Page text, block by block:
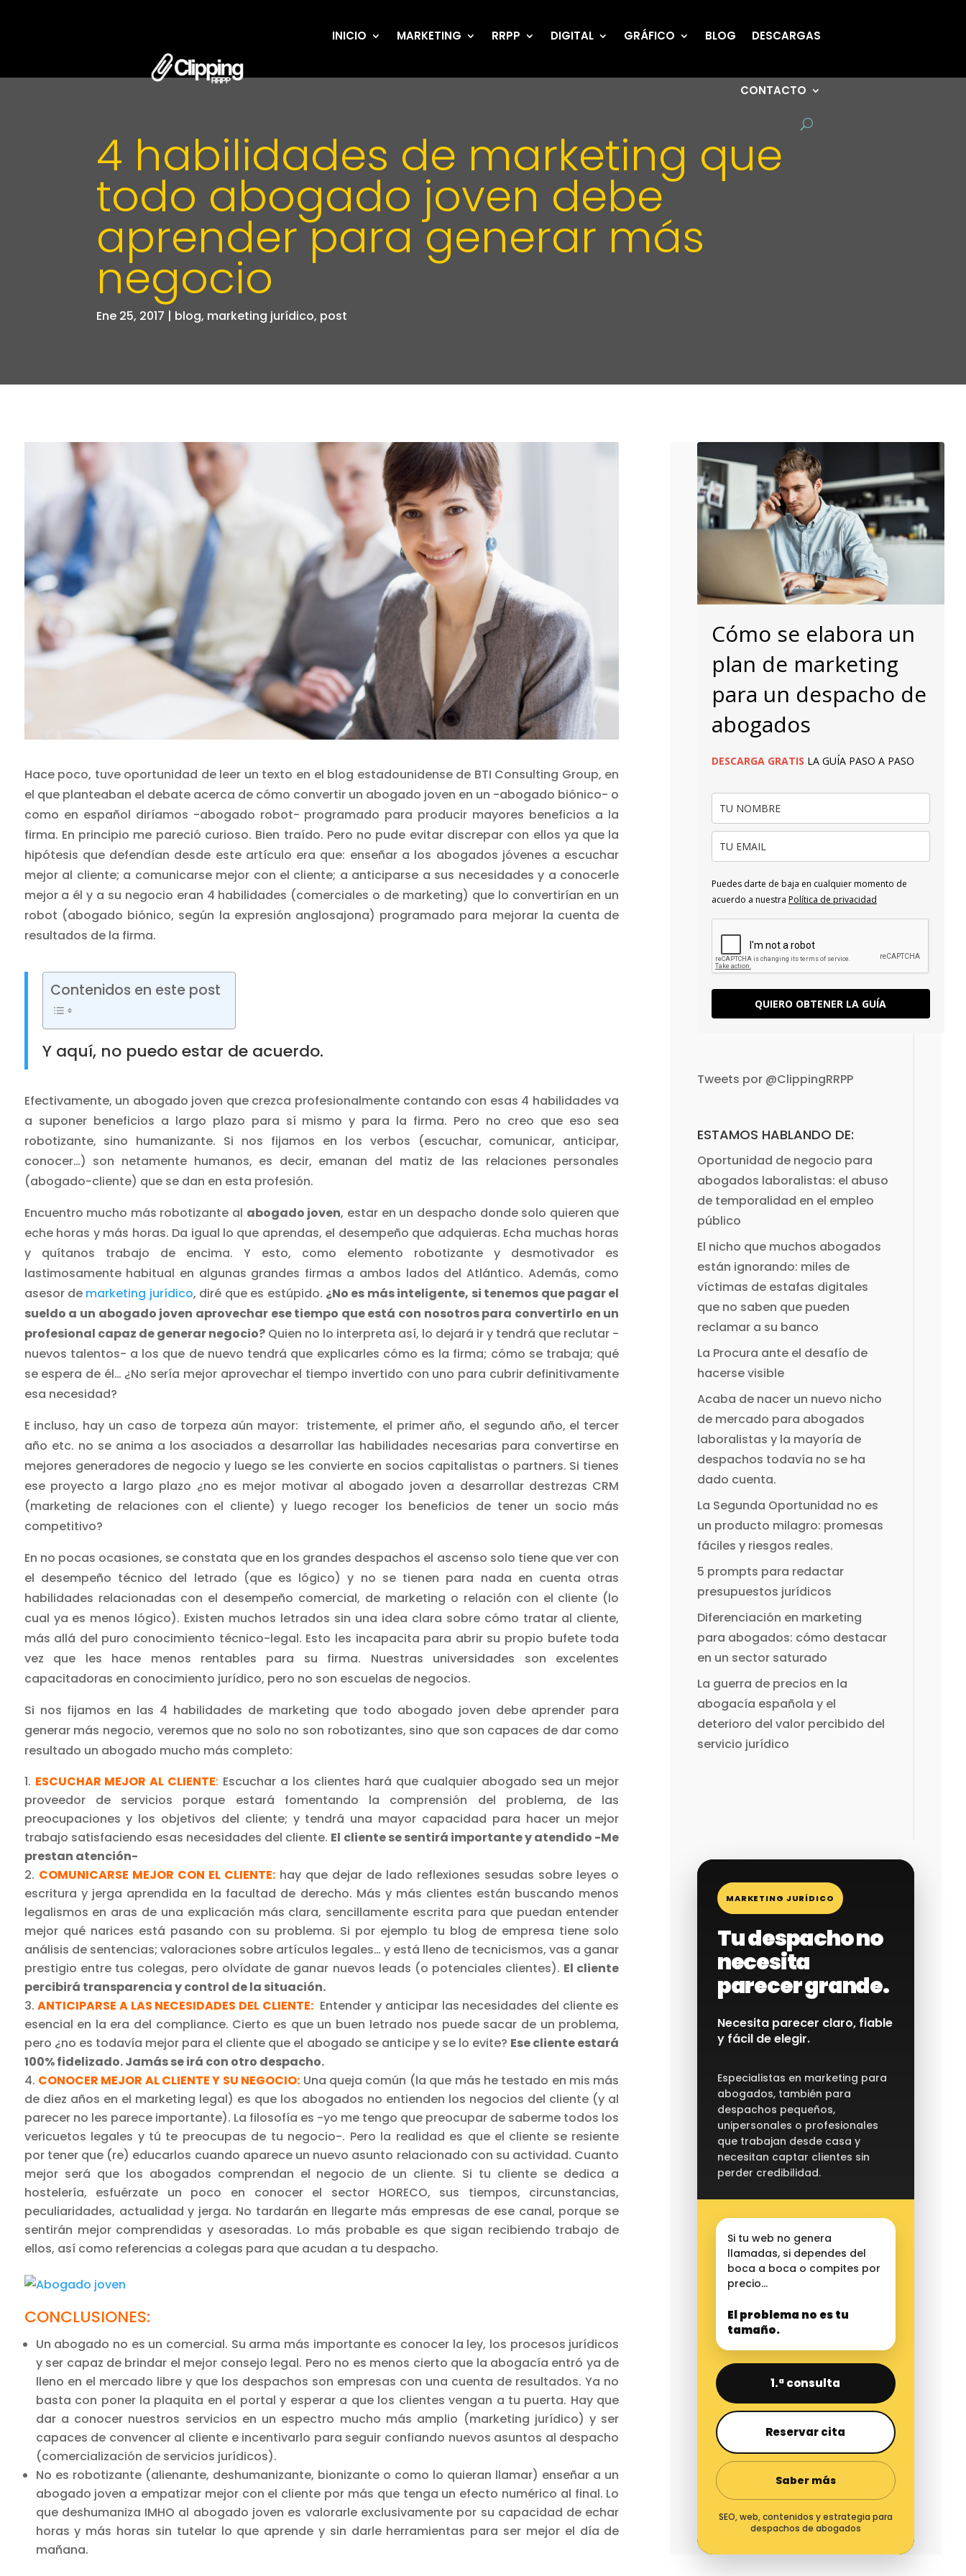
INICIO MARKETING RRPP DIGITAL GRÁFICO BLOG DESCARGAS
CONTACTO
4 habilidades de marketing que
todo abogado joven debe
aprender para generar más
negocio
Ene 25, 2017 | blog, marketing jurídico, post
Hace poco, tuve oportunidad de leer un texto en el blog estadounidense de BTI Consulting Group, en
el que planteaban el debate acerca de cómo convertir un abogado joven en un -abogado biónico- o
como en español diríamos -abogado robot- programado para producir mayores beneficios a la
firma. En principio me pareció curioso. Bien traído. Pero no pude evitar discrepar con ellos ya que la
hipótesis que defendían desde este artículo era que: enseñar a los abogados jóvenes a escuchar
mejor al cliente; a comunicarse mejor con el cliente; a anticiparse a sus necesidades y a conocerle
mejor a él y a su negocio eran 4 habilidades (comerciales o de marketing) que lo convertirían en un
robot (abogado biónico, según la expresión anglosajona) programado para mejorar la cuenta de
resultados de la firma.
Contenidos en este post
Y aquí, no puedo estar de acuerdo.
Efectivamente, un abogado joven que crezca profesionalmente contando con esas 4 habilidades va
a suponer beneficios a largo plazo para sí mismo y para la firma. Pero no creo que eso sea
robotizante, sino humanizante. Si nos fijamos en los verbos (escuchar, comunicar, anticipar,
conocer…) son netamente humanos, es decir, emanan del matiz de las relaciones personales
(abogado-cliente) que se dan en esta profesión.
Encuentro mucho más robotizante al abogado joven, estar en un despacho donde solo quieren que
eche horas y más horas. Da igual lo que aprendas, el desempeño que adquieras. Echa muchas horas
y quítanos trabajo de encima. Y esto, como elemento robotizante y desmotivador es
lastimosamente habitual en algunas grandes firmas a ambos lados del Atlántico. Además, como
asesor de marketing jurídico, diré que es estúpido. ¿No es más inteligente, si tenemos que pagar el
sueldo a un abogado joven aprovechar ese tiempo que está con nosotros para convertirlo en un
profesional capaz de generar negocio?Quien no lo interpreta así, lo dejará ir y tendrá que reclutar -
nuevos talentos- a los que de nuevo tendrá que explicarles cómo es la firma; cómo se trabaja; qué
se espera de él… ¿No sería mejor aprovechar el tiempo invertido con uno para cubrir definitivamente
esa necesidad?
E incluso, hay un caso de torpeza aún mayor: tristemente, el primer año, el segundo año, el tercer
año etc. no se anima a los asociados a desarrollar las habilidades necesarias para convertirse en
mejores generadores de negocio y luego se les convierte en socios capitalistas o partners. Si tienes
ese proyecto a largo plazo ¿no es mejor motivar al abogado joven a desarrollar destrezas CRM
(marketing de relaciones con el cliente) y luego recoger los beneficios de tener un socio más
competitivo?
En no pocas ocasiones, se constata que en los grandes despachos el ascenso solo tiene que ver con
el desempeño técnico del letrado (que es lógico) y no se tienen para nada en cuenta otras
habilidades relacionadas con el desempeño comercial, de marketing o relación con el cliente (lo
cual ya es menos lógico). Existen muchos letrados sin una idea clara sobre cómo tratar al cliente,
más allá del puro conocimiento técnico-legal. Esto les incapacita para abrir su propio bufete toda
vez que les hace menos rentables para su firma. Nuestras universidades son excelentes
capacitadoras en conocimiento jurídico, pero no son escuelas de negocios.
Si nos fijamos en las 4 habilidades de marketing que todo abogado joven debe aprender para
generar más negocio, veremos que no solo no son robotizantes, sino que son capaces de dar como
resultado un abogado mucho más completo:
ESCUCHAR MEJOR AL CLIENTE: Escuchar a los clientes hará que cualquier abogado sea un mejor
proveedor de servicios porque estará fomentando la comprensión del problema, de las
preocupaciones y los objetivos del cliente; y tendrá una mayor capacidad para hacer un mejor
trabajo satisfaciendo esas necesidades del cliente. El cliente se sentirá importante y atendido -Me
prestan atención-
COMUNICARSE MEJOR CON EL CLIENTE:hay que dejar de lado reflexiones sesudas sobre leyes o
escritura y jerga aprendida en la facultad de derecho. Más y más clientes están buscando menos
legalismos en aras de una explicación más clara, sencillamente escrita para que puedan entender
mejor qué narices está pasando con su problema. Si por ejemplo tu blog de empresa tiene solo
análisis de sentencias; valoraciones sobre artículos legales… y está lleno de tecnicismos, vas a ganar
prestigio entre tus colegas, pero olvídate de ganar nuevos leads (o potenciales clientes). El cliente
percibirá transparencia y control de la situación.
ANTICIPARSE A LAS NECESIDADES DEL CLIENTE:Entender y anticipar las necesidades del cliente es
esencial en la era del compliance. Cierto es que un buen letrado nos puede sacar de un problema,
pero ¿no es todavía mejor para el cliente que el abogado se anticipe y se lo evite? Ese cliente estará
100% fidelizado. Jamás se irá con otro despacho.
CONOCER MEJOR AL CLIENTE Y SU NEGOCIO: Una queja común (la que más he testado en mis más
de diez años en el marketing legal) es que los abogados no entienden los negocios del cliente (y al
parecer no les parece importante). La filosofía es -yo me tengo que preocupar de saberme todos los
vericuetos legales y tú te preocupas de tu negocio-. Pero la realidad es que el cliente se resiente
por tener que (re) educarlos cuando aparece un nuevo asunto relacionado con su actividad. Cuanto
mejor será que los abogados comprendan el negocio de un cliente. Si tu cliente se dedica a
hostelería, esfuérzate un poco en conocer el sector HORECO, sus tiempos, circunstancias,
peculiaridades, actualidad y jerga. No tardarán en llegarte más empresas de ese canal, porque se
sentirán mejor comprendidas y asesoradas. Lo más probable es que sigan recibiendo trabajo de
ellos, así como referencias a colegas para que acudan a tu despacho.
CONCLUSIONES:
Un abogado no es un comercial. Su arma más importante es conocer la ley, los procesos jurídicos
y ser capaz de brindar el mejor consejo legal. Pero no es menos cierto que la abogacía entró ya de
lleno en el mercado libre y que los despachos son empresas con una cuenta de resultados. Ya no
basta con poner la plaquita en el portal y esperar a que los clientes vengan a tu puerta. Hay que
dar a conocer nuestros servicios en un espectro mucho más amplio (marketing jurídico) y ser
capaces de convencer al cliente e incentivarlo para seguir confiando nuevos asuntos al despacho
(comercialización de servicios jurídicos).
No es robotizante (alienante, deshumanizante, bionizante o como lo quieran llamar) enseñar a un
abogado joven a empatizar mejor con el cliente por más que tenga un efecto numérico al final. Lo
que deshumaniza IMHO al abogado joven es valorarle exclusivamente por su capacidad de echar
horas y más horas sin tutelar lo que aprende y sin darle herramientas para ser mejor el día de
mañana.
Cómo se elabora un
plan de marketing
para un despacho de
abogados
DESCARGA GRATIS LA GUÍA PASO A PASO
Puedes darte de baja en cualquier momento de
acuerdo a nuestra Política de privacidad
QUIERO OBTENER LA GUÍA
Tweets por @ClippingRRPP
ESTAMOS HABLANDO DE:
Oportunidad de negocio para
abogados laboralistas: el abuso
de temporalidad en el empleo
público
El nicho que muchos abogados
están ignorando: miles de
víctimas de estafas digitales
que no saben que pueden
reclamar a su banco
La Procura ante el desafío de
hacerse visible
Acaba de nacer un nuevo nicho
de mercado para abogados
laboralistas y la mayoría de
despachos todavía no se ha
dado cuenta.
La Segunda Oportunidad no es
un producto milagro: promesas
fáciles y riesgos reales.
5 prompts para redactar
presupuestos jurídicos
Diferenciación en marketing
para abogados: cómo destacar
en un sector saturado
La guerra de precios en la
abogacía española y el
deterioro del valor percibido del
servicio jurídico
MARKETING JURÍDICO
Tu despacho no
necesita
parecer grande.
Necesita parecer claro, fiable
y fácil de elegir.
Especialistas en marketing para
abogados, también para
despachos pequeños,
unipersonales o profesionales
que trabajan desde casa y
necesitan captar clientes sin
perder credibilidad.
Si tu web no genera
llamadas, si dependes del
boca a boca o compites por
precio…
El problema no es tu
tamaño.
1.ª consulta
Reservar cita
Saber más
SEO, web, contenidos y estrategia para
despachos de abogados